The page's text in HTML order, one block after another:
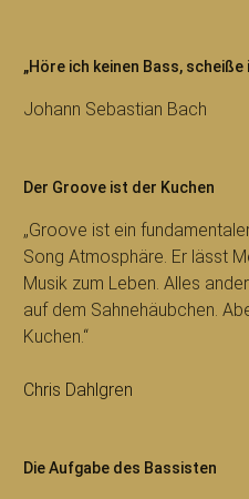
„Höre ich keinen Bass, scheiße
Johann Sebastian Bach
Der Groove ist der Kuchen
„Groove ist ein
Song Atmosphäre. Er lässt
Musik zum Leben. Alles
auf dem Sahnehäubchen.
Kuchen.“
Chris Dahlgren
Die Aufgabe des Bassisten